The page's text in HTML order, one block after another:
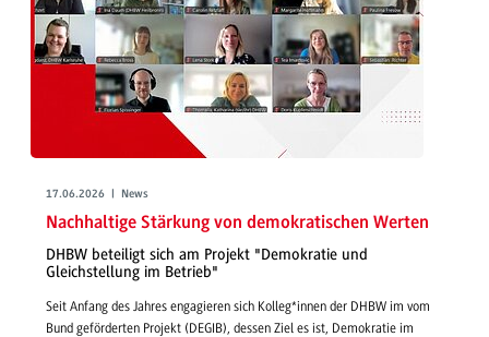
17.06.2026 | News
Nachhaltige Stärkung von demokratischen Werten
DHBW beteiligt sich am Projekt "Demokratie und
Gleichstellung im Betrieb"
Seit Anfang des Jahres engagieren sich Kolleg*innen der DHBW im vom
Bund geförderten Projekt (DEGIB), dessen Ziel es ist, Demokratie im